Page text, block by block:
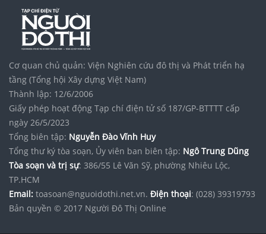
Cơ quan chủ quản: Viện Nghiên cứu đô thị và Phát triển hạ
tầng (Tổng hội Xây dựng Việt Nam)
Thành lập: 12/6/2006
Giấy phép hoạt động Tạp chí điện tử số 187/GP-BTTTT cấp
ngày 26/5/2023
Tổng biên tập: Nguyễn Đào Vĩnh Huy
Tổng thư ký tòa soạn, Ủy viên ban biên tập: Ngô Trung Dũng
Tòa soạn và trị sự: 386/55 Lê Văn Sỹ, phường Nhiêu Lộc,
TP.HCM
Email: toasoan@nguoidothi.net.vn. Điện thoại: (028) 39319793
Bản quyền © 2017 Người Đô Thị Online